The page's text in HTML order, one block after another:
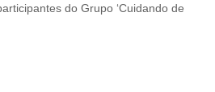
do Grupo ‘Cuidando de